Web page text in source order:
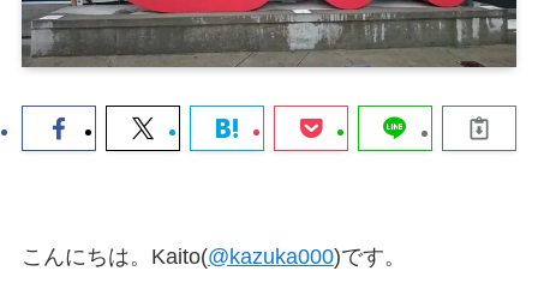
こんにちは。Kaito(@kazuka000)です。